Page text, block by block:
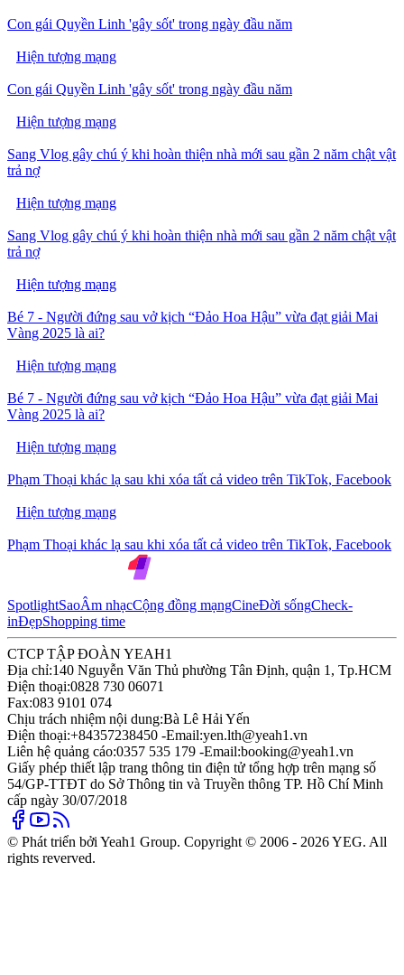
Con gái Quyền Linh 'gây sốt' trong ngày đầu năm
Hiện tượng mạng
Con gái Quyền Linh 'gây sốt' trong ngày đầu năm
Hiện tượng mạng
Sang Vlog gây chú ý khi hoàn thiện nhà mới sau gần 2 năm chật vật
trả nợ
Hiện tượng mạng
Sang Vlog gây chú ý khi hoàn thiện nhà mới sau gần 2 năm chật vật
trả nợ
Hiện tượng mạng
Bé 7 - Người đứng sau vở kịch “Đảo Hoa Hậu” vừa đạt giải Mai
Vàng 2025 là ai?
Hiện tượng mạng
Bé 7 - Người đứng sau vở kịch “Đảo Hoa Hậu” vừa đạt giải Mai
Vàng 2025 là ai?
Hiện tượng mạng
Phạm Thoại khác lạ sau khi xóa tất cả video trên TikTok, Facebook
Hiện tượng mạng
Phạm Thoại khác lạ sau khi xóa tất cả video trên TikTok, Facebook
SpotlightSaoÂm nhạcCộng đồng mạngCineĐời sốngCheck-
inĐẹpShopping time
CTCP TẬP ĐOÀN YEAH1
Địa chỉ:140 Nguyễn Văn Thủ phường Tân Định, quận 1, Tp.HCM
Điện thoại:0828 730 06071
Fax:083 9101 074
Chịu trách nhiệm nội dung:Bà Lê Hải Yến
Điện thoại:+84357238450 -Email:yen.lth@yeah1.vn
Liên hệ quảng cáo:0357 535 179 -Email:booking@yeah1.vn
Giấy phép thiết lập trang thông tin điện tử tổng hợp trên mạng số
54/GP-TTĐT do Sở Thông tin và Truyền thông TP. Hồ Chí Minh
cấp ngày 30/07/2018
© Phát triển bởi Yeah1 Group. Copyright © 2006 - 2026 YEG. All
rights reverved.